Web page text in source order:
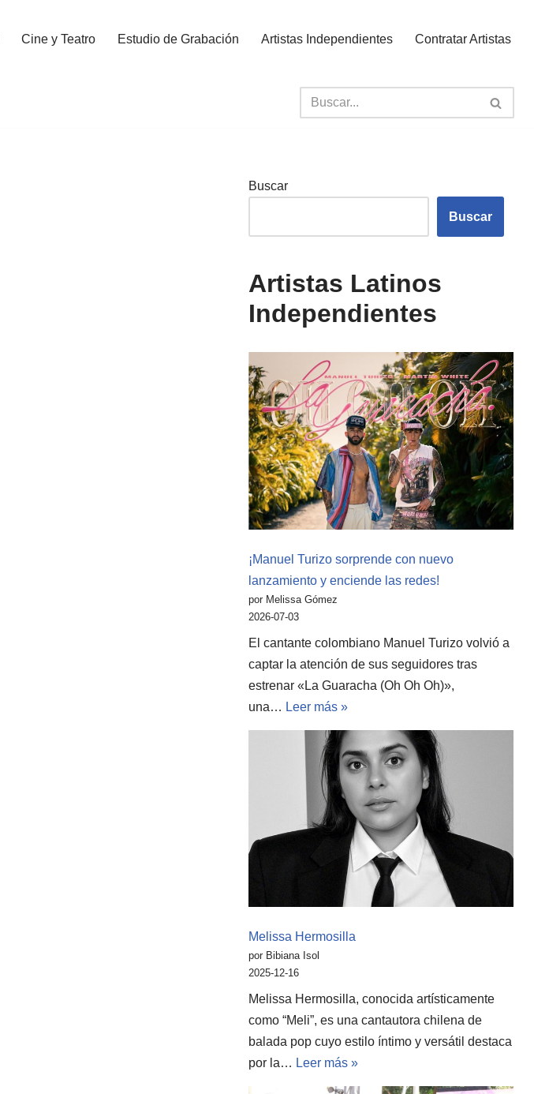
Cine y Teatro Estudio de Grabación Artistas Independientes Contratar Artistas
Buscar
Buscar
Artistas Latinos
Independientes
¡Manuel Turizo sorprende con nuevo
lanzamiento y enciende las redes!
por Melissa Gómez
2026-07-03
El cantante colombiano Manuel Turizo volvió a
captar la atención de sus seguidores tras
estrenar «La Guaracha (Oh Oh Oh)»,
una… Leer más »
Melissa Hermosilla
por Bibiana Isol
2025-12-16
Melissa Hermosilla, conocida artísticamente
como “Meli”, es una cantautora chilena de
balada pop cuyo estilo íntimo y versátil destaca
por la… Leer más »